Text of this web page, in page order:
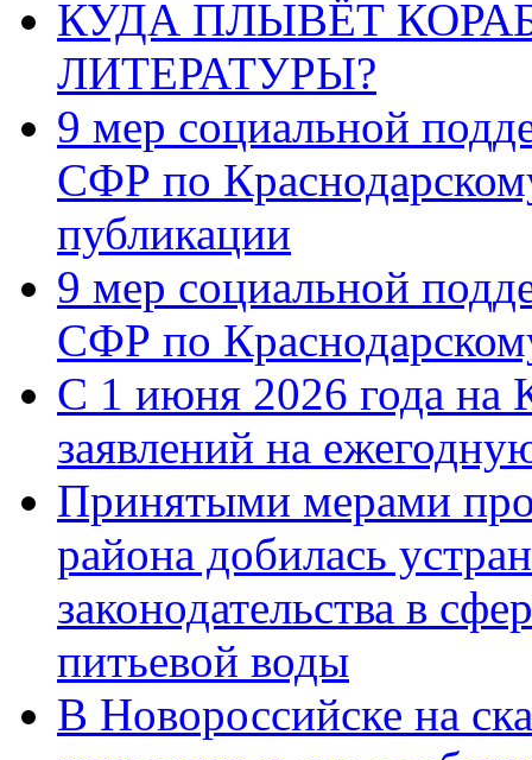
КУДА ПЛЫВЁТ
ЛИТЕРАТУРЫ?
9 мер социальной
СФР по
публикации
9 мер социальной
СФР по
С 1 июня 2026 года на
заявлений на
Принятыми мерами
района добилась
законодательства в
питьевой воды
В Новороссийске на